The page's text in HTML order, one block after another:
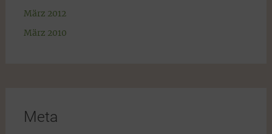
März 2012
März 2010
Meta